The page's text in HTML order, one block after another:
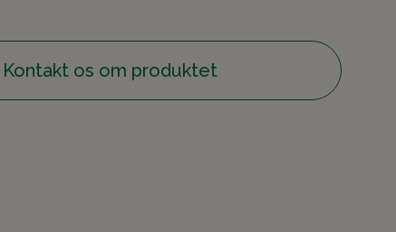
Kontakt os om produktet